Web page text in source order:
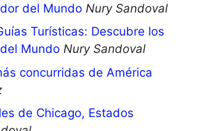
del Mundo Nury Sandoval
Turísticas: Descubre los
Mundo Nury Sandoval
concurridas de América
de Chicago, Estados